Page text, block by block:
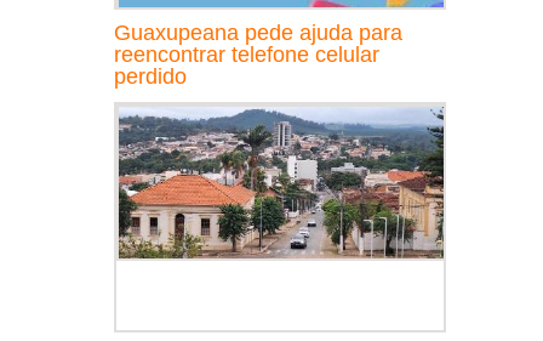
Guaxupeana pede ajuda para
reencontrar telefone celular
perdido